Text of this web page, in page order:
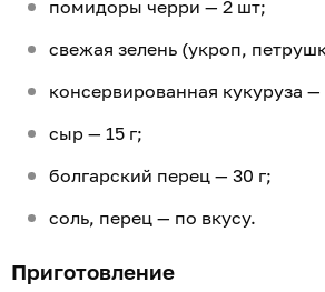
помидоры черри — 2 шт;
свежая зелень (укроп,
консервированная кукуруза —
сыр — 15 г;
болгарский перец — 30 г;
соль, перец — по вкусу.
Приготовление